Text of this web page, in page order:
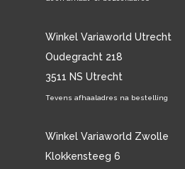
Winkel Variaworld Utrecht
Oudegracht 218
3511 NS Utrecht
Tevens afhaaladres na bestelling
Winkel Variaworld Zwolle
Klokkensteeg 6